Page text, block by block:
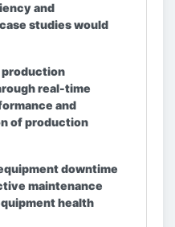
and
studies would
real-time
and
of production
downtime
maintenance
health